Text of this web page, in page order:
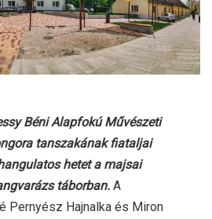
Béni Alapfokú Művészeti
tanszakának fiataljai
hetet a majsai
táborban. A
Pernyész Hajnalka és Miron